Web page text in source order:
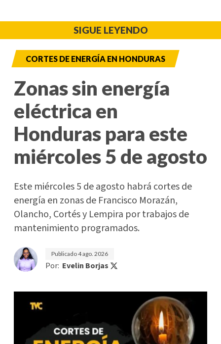
SIGUE LEYENDO
CORTES DE ENERGÍA EN HONDURAS
Zonas sin energía
eléctrica en
Honduras para este
miércoles 5 de agosto
Este miércoles 5 de agosto habrá cortes de
energía en zonas de Francisco Morazán,
Olancho, Cortés y Lempira por trabajos de
mantenimiento programados.
Publicado4 ago. 2026
Por: Evelin Borjas